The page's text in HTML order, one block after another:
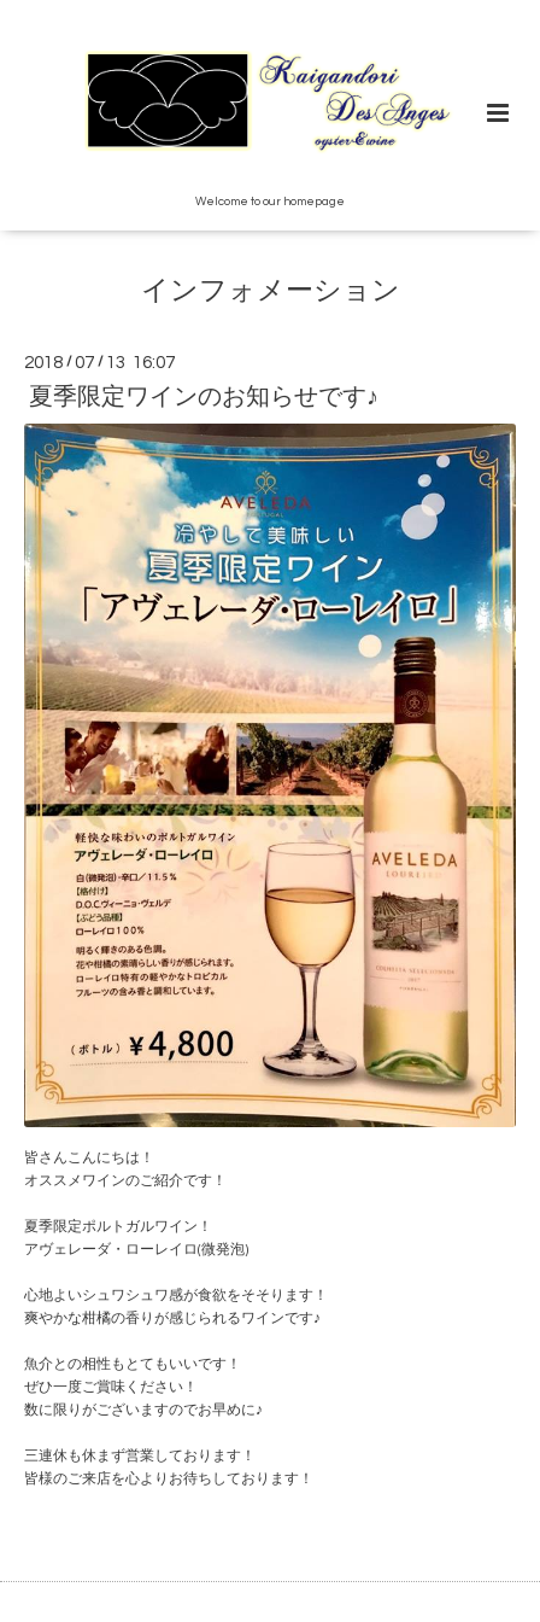
Welcome to our homepage
インフォメーション
2018 /07 / 13 16:07
夏季限定ワインのお知らせです♪
皆さんこんにちは！
オススメワインのご紹介です！
夏季限定ポルトガルワイン！
アヴェレーダ・ローレイロ(微発泡)
心地よいシュワシュワ感が食欲をそそります！
爽やかな柑橘の香りが感じられるワインです♪
魚介との相性もとてもいいです！
ぜひ一度ご賞味ください！
数に限りがございますのでお早めに♪
三連休も休まず営業しております！
皆様のご来店を心よりお待ちしております！